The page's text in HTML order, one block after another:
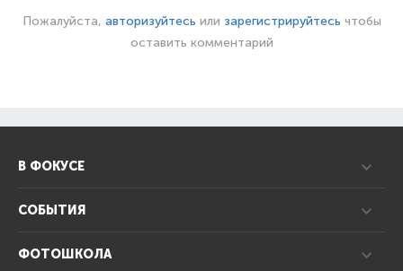
Пожалуйста, авторизуйтесь или зарегистрируйтесь чтобы
оставить комментарий
В ФОКУСЕ
СОБЫТИЯ
ФОТОШКОЛА